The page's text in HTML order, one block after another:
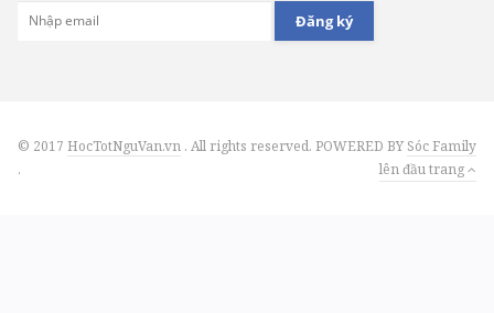
Đăng ký
© 2017 HocTotNguVan.vn . All rights reserved. POWERED BY Sóc Family
.
lên đầu trang